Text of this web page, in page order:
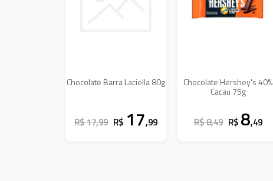
Chocolate Barra Laciella 80g
R$ 17,99 R$ 17,99
Chocolate Hershey's 40%
Cacau 75g
R$ 8,49 R$ 8,49